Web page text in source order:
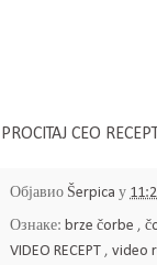
PROCITAJ CEO
Објавио Šerpica у
Ознаке: brze čorbe ,
VIDEO RECEPT , video